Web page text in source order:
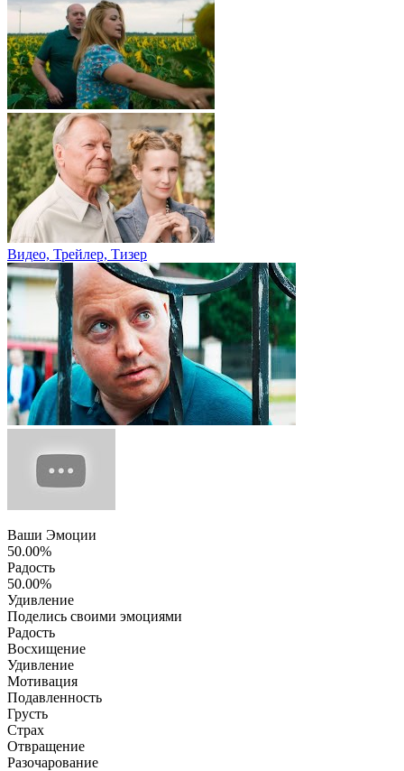
Видео, Трейлер, Тизер
Ваши Эмоции
50.00%
Радость
50.00%
Удивление
Поделись своими эмоциями
Радость
Восхищение
Удивление
Мотивация
Подавленность
Грусть
Страх
Отвращение
Разочарование